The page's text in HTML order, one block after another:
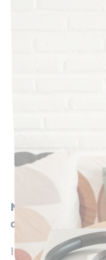
Nous avons donc
créant le podcast
Il y a encore trop